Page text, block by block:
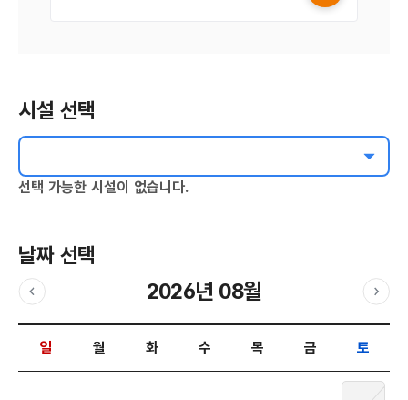
시설 선택
선택 가능한 시설이 없습니다.
날짜 선택
이전달 2026년 08월
다음
날짜 선택 달력입니다.
일
월 화 수 목 금 토